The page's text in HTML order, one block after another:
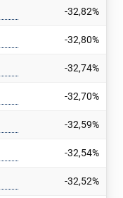
-32,82%
-32,80%
-32,74%
-32,70%
-32,59%
-32,54%
-32,52%